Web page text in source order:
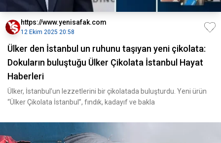
https://www.yenisafak.com
12 Ekim 2025 20:58
Ülker den İstanbul un ruhunu taşıyan yeni çikolata:
Dokuların buluştuğu Ülker Çikolata İstanbul Hayat
Haberleri
Ülker, İstanbul’un lezzetlerini bir çikolatada buluşturdu. Yeni ürün
“Ülker Çikolata İstanbul”, fındık, kadayıf ve bakla